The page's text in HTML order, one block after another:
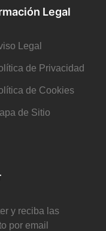
Legal
Legal
de Privacidad
de Cookies
de Sitio
y reciba las
por email